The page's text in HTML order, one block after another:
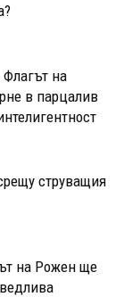
на
в парцалив
струващия
на Рожен ще